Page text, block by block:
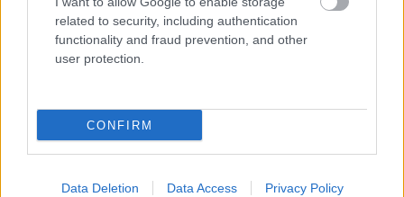
related to security, including authentication
functionality and fraud prevention, and other
user protection.
CONFIRM
Data Deletion Data Access Privacy Policy
MÉRKŐZÉSE
Az energiaellátás tehermentesítése érdekében másfél órával